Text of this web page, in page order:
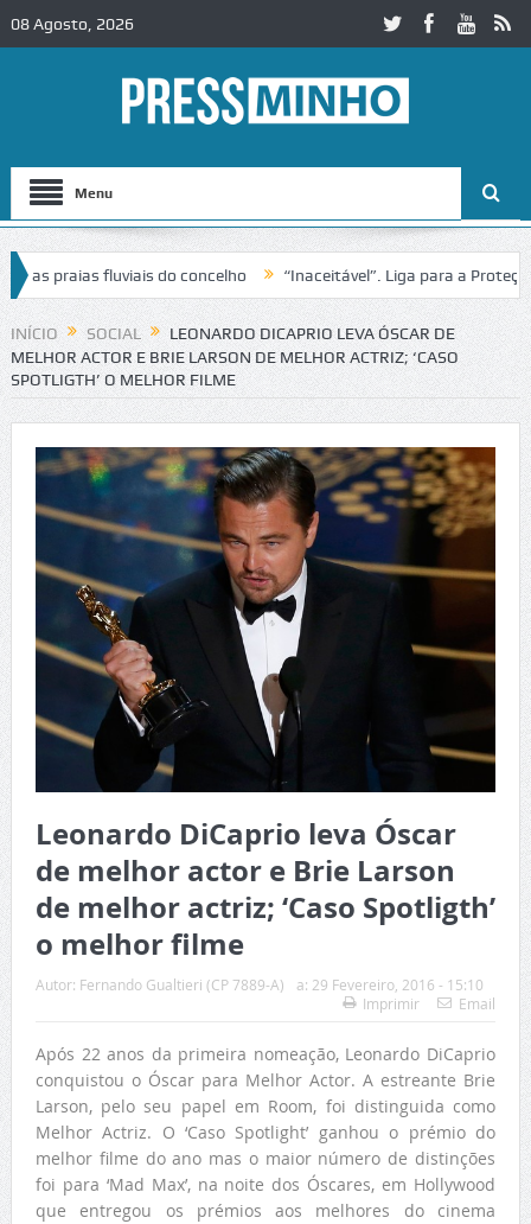
08 Agosto, 2026
Menu
praias fluviais do concelho “Inaceitável”. Liga para a Proteção da
INÍCIO SOCIAL
LEONARDO DICAPRIO LEVA ÓSCAR DE
MELHOR ACTOR E BRIE LARSON DE MELHOR ACTRIZ; ‘CASO
SPOTLIGTH’ O MELHOR FILME
Leonardo DiCaprio leva Óscar
de melhor actor e Brie Larson
de melhor actriz; ‘Caso Spotligth’
o melhor filme
Autor: Fernando Gualtieri (CP 7889-A) a: 29 Fevereiro, 2016 - 15:10
Imprimir
Email
Após 22 anos da primeira nomeação, Leonardo DiCaprio
conquistou o Óscar para Melhor Actor. A estreante Brie
Larson, pelo seu papel em Room, foi distinguida como
Melhor Actriz. O ‘Caso Spotlight’ ganhou o prémio do
melhor filme do ano mas o maior número de distinções
foi para ‘Mad Max’, na noite dos Óscares, em Hollywood
que entregou os prémios aos melhores do cinema